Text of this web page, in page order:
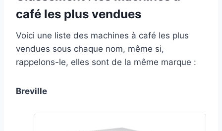
café les plus vendues
Voici une liste des machines à café les plus
vendues sous chaque nom, même si,
rappelons-le, elles sont de la même marque :
Breville